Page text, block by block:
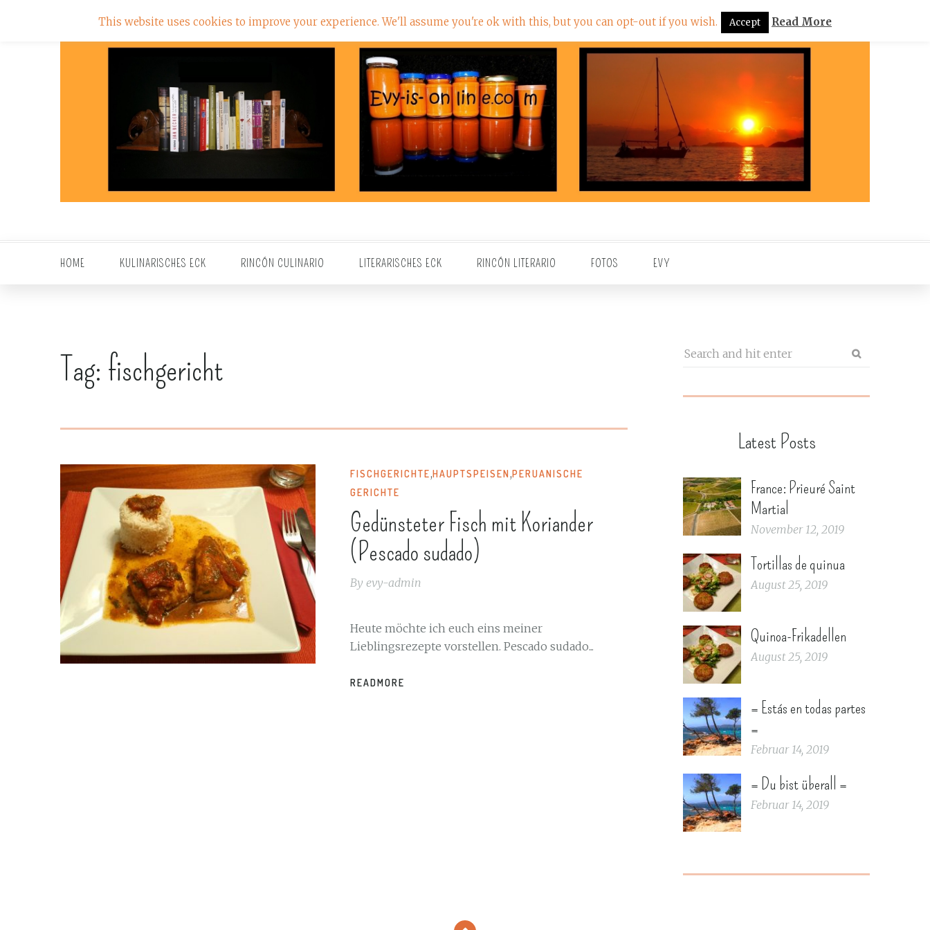
HOME KULINARISCHES ECK RINCÓN CULINARIO LITERARISCHES ECK RINCÓN LITERARIO FOTOS EVY
Tag: fischgericht
FISCHGERICHTE,HAUPTSPEISEN,PERUANISCHE
GERICHTE
Gedünsteter Fisch mit Koriander
(Pescado sudado)
By evy-admin
Heute möchte ich euch eins meiner
Lieblingsrezepte vorstellen. Pescado sudado...
READMORE
Latest Posts
France: Prieuré Saint
Martial
November 12, 2019
Tortillas de quinua
August 25, 2019
Quinoa-Frikadellen
August 25, 2019
= Estás en todas partes
=
Februar 14, 2019
= Du bist überall =
Februar 14, 2019
This website uses cookies to improve your experience. We'll assume you're ok with this, but you can opt-out if you wish. Accept Read More